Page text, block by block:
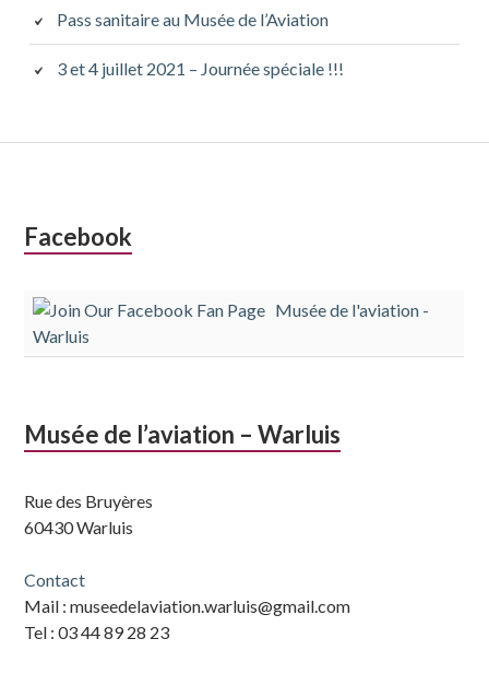
Pass sanitaire au Musée de l’Aviation
3 et 4 juillet 2021 – Journée spéciale !!!
Colonne
subsidiaire
Facebook
Musée de l'aviation -
Warluis
Musée de l’aviation – Warluis
Rue des Bruyères
60430 Warluis
Contact
Mail : museedelaviation.warluis@gmail.com
Tel : 03 44 89 28 23